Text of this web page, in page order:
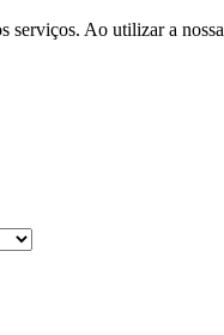
Ao utilizar a